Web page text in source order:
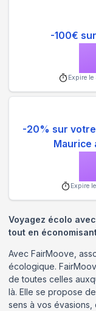
-100€
Expire le
-20% sur
Maurice
Expire le
Voyagez écolo
tout en
Avec FairMoove,
écologique.
de toutes celles
là. Elle se propose
sens à vos évasions,